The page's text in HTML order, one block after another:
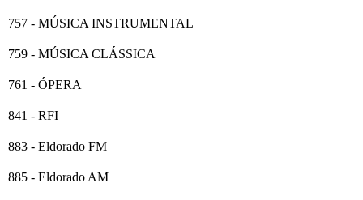
757 - MÚSICA INSTRUMENTAL
759 - MÚSICA CLÁSSICA
761 - ÓPERA
841 - RFI
883 - Eldorado FM
885 - Eldorado AM